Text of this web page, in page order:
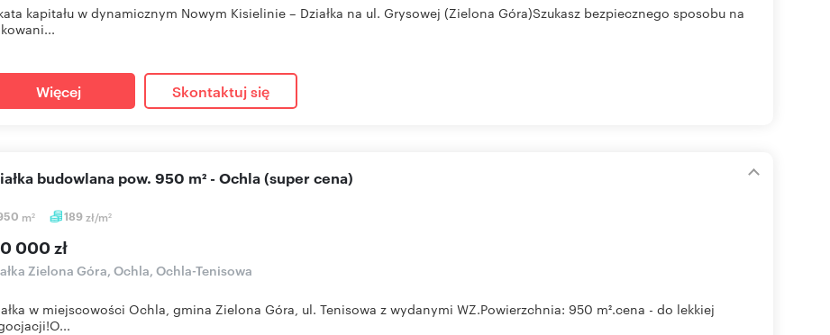
kapitału w dynamicznym Nowym Kisielinie – Działka na ul. Grysowej (Zielona Góra)Szukasz bezpiecznego sposobu na
Więcej Skontaktuj się
m2 189zł/m2
budowlana pow. 950 m² - Ochla (super cena)
000 zł
Zielona Góra, Ochla, Ochla-Tenisowa
w miejscowości Ochla, gmina Zielona Góra, ul. Tenisowa z wydanymi WZ.Powierzchnia: 950 m².cena - do lekkiej